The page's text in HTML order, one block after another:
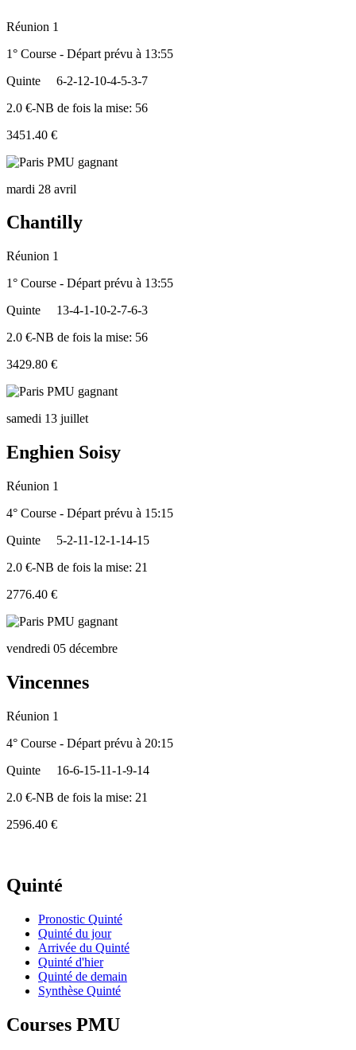
Réunion 1
1° Course - Départ prévu à 13:55
Quinte
6-2-12-10-4-5-3-7
2.0 €-NB de fois la mise: 56
3451.40 €
mardi 28 avril
Chantilly
Réunion 1
1° Course - Départ prévu à 13:55
Quinte
13-4-1-10-2-7-6-3
2.0 €-NB de fois la mise: 56
3429.80 €
samedi 13 juillet
Enghien Soisy
Réunion 1
4° Course - Départ prévu à 15:15
Quinte
5-2-11-12-1-14-15
2.0 €-NB de fois la mise: 21
2776.40 €
vendredi 05 décembre
Vincennes
Réunion 1
4° Course - Départ prévu à 20:15
Quinte
16-6-15-11-1-9-14
2.0 €-NB de fois la mise: 21
2596.40 €
Quinté
Pronostic Quinté
Quinté du jour
Arrivée du Quinté
Quinté d'hier
Quinté de demain
Synthèse Quinté
Courses PMU